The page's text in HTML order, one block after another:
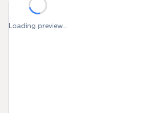
Loading preview...